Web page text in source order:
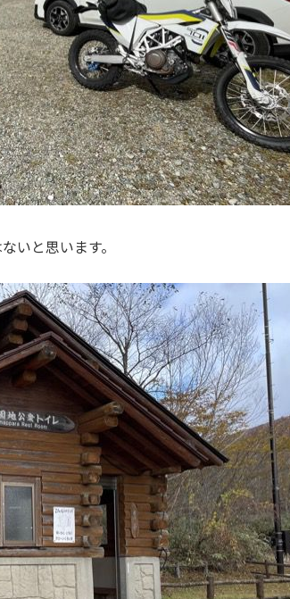
いと思います。